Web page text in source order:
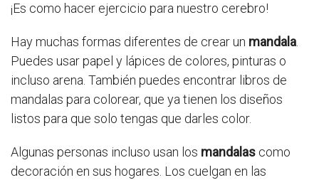
¡Es como hacer ejercicio para nuestro cerebro!
Hay muchas formas diferentes de crear un mandala
Puedes usar papel y lápices de colores, pinturas o
incluso arena. También puedes encontrar libros de
mandalas para colorear, que ya tienen los diseños
listos para que solo tengas que darles color.
Algunas personas incluso usan los mandalas como
decoración en sus hogares. Los cuelgan en las